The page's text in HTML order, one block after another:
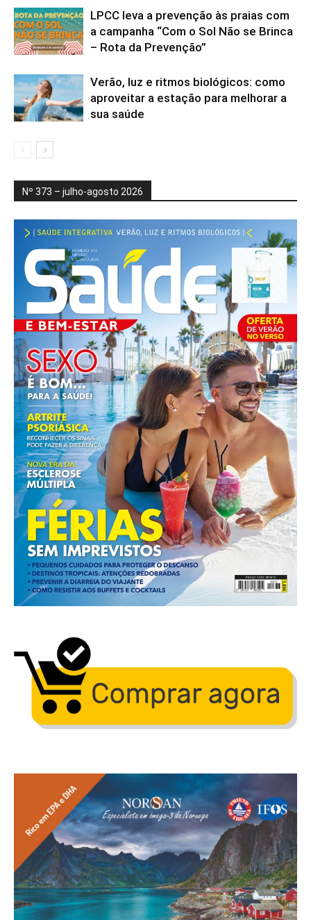
LPCC leva a prevenção às praias com
a campanha “Com o Sol Não se Brinca
– Rota da Prevenção”
Verão, luz e ritmos biológicos: como
aproveitar a estação para melhorar a
sua saúde
Nº 373 – julho-agosto 2026